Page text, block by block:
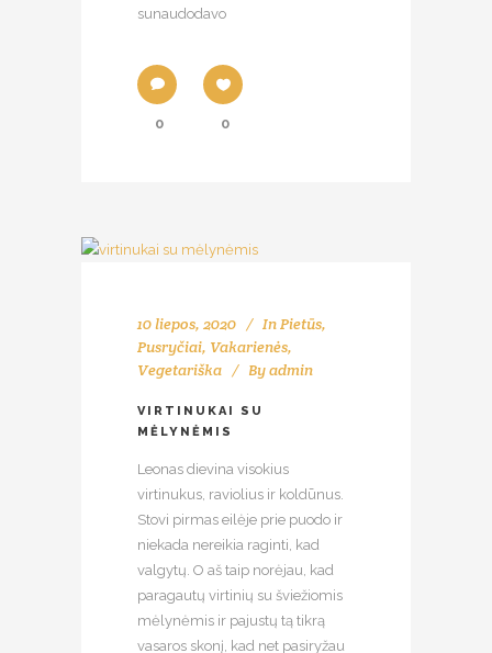
sunaudodavo
0 0
10 liepos, 2020 InPietūs,
Pusryčiai, Vakarienės,
Vegetariška
Byadmin
VIRTINUKAI SU
MĖLYNĖMIS
Leonas dievina visokius
virtinukus, raviolius ir koldūnus.
Stovi pirmas eilėje prie puodo ir
niekada nereikia raginti, kad
valgytų. O aš taip norėjau, kad
paragautų virtinių su šviežiomis
mėlynėmis ir pajustų tą tikrą
vasaros skonį, kad net pasiryžau